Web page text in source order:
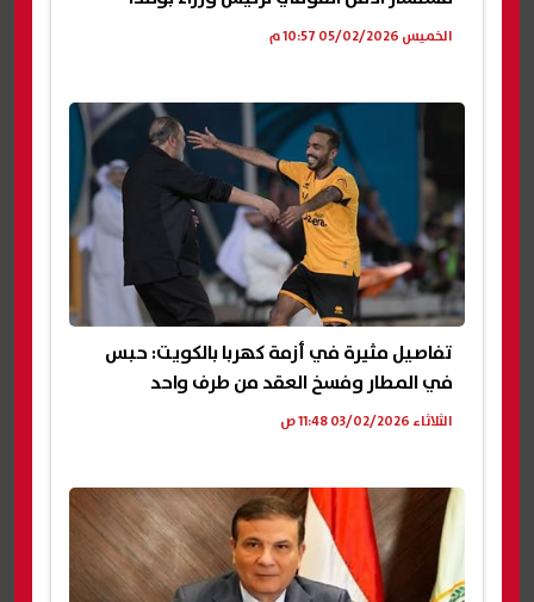
الخميس 05/02/2026 10:57 م
تفاصيل مثيرة في أزمة كهربا بالكويت: حبس
في المطار وفسخ العقد من طرف واحد
الثلاثاء 03/02/2026 11:48 ص